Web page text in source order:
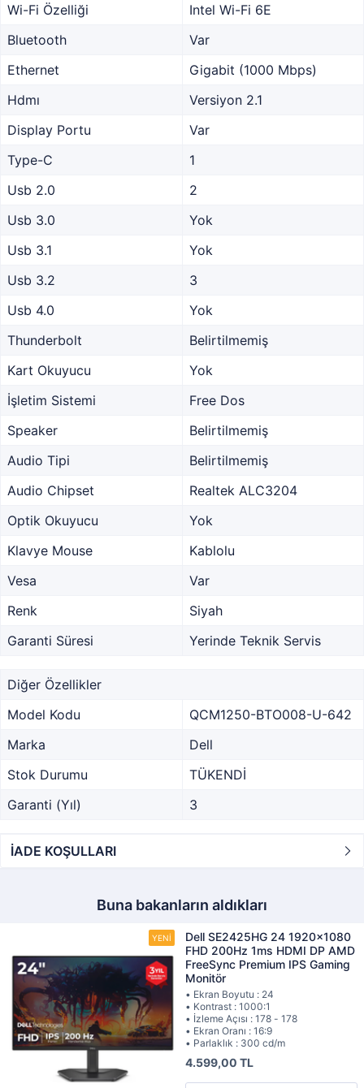
Wi-Fi Özelliği
Intel Wi-Fi 6E
Bluetooth
Var
Ethernet
Gigabit (1000 Mbps)
Hdmı
Versiyon 2.1
Display Portu
Var
Type-C
1
Usb 2.0
2
Usb 3.0
Yok
Usb 3.1
Yok
Usb 3.2
3
Usb 4.0
Yok
Thunderbolt
Belirtilmemiş
Kart Okuyucu
Yok
İşletim Sistemi
Free Dos
Speaker
Belirtilmemiş
Audio Tipi
Belirtilmemiş
Audio Chipset
Realtek ALC3204
Optik Okuyucu
Yok
Klavye Mouse
Kablolu
Vesa
Var
Renk
Siyah
Garanti Süresi
Yerinde Teknik Servis
Diğer Özellikler
Model Kodu
QCM1250-BTO008-U-642
Marka
Dell
Stok Durumu
TÜKENDİ
Garanti (Yıl)
3
İADE KOŞULLARI
Buna bakanların aldıkları
Dell SE2425HG 24 1920x1080
FHD 200Hz 1ms HDMI DP AMD
FreeSync Premium IPS Gaming
Monitör
• Ekran Boyutu : 24
• Kontrast : 1000:1
• İzleme Açısı : 178 - 178
• Ekran Oranı : 16:9
• Parlaklık : 300 cd/m
4.599,00 TL